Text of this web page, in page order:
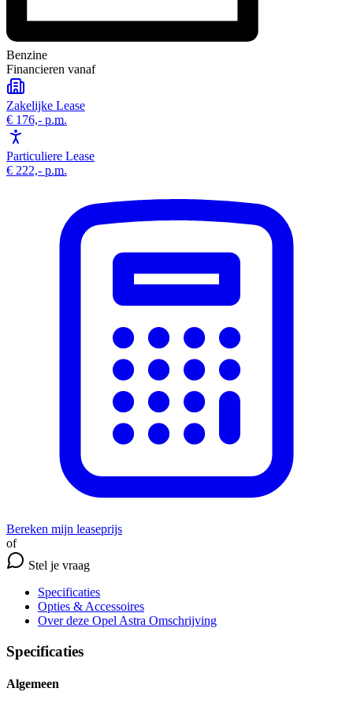
Benzine
Financieren vanaf
Zakelijke Lease
€ 176,- p.m.
Particuliere Lease
€ 222,- p.m.
Bereken mijn leaseprijs
of
Stel je vraag
Specificaties
Opties & Accessoires
Over deze Opel Astra Omschrijving
Specificaties
Algemeen